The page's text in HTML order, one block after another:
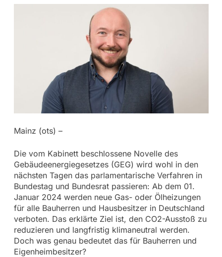
Mainz (ots) –
Die vom Kabinett beschlossene Novelle des
Gebäudeenergiegesetzes (GEG) wird wohl in den
nächsten Tagen das parlamentarische Verfahren in
Bundestag und Bundesrat passieren: Ab dem 01.
Januar 2024 werden neue Gas- oder Ölheizungen
für alle Bauherren und Hausbesitzer in Deutschland
verboten. Das erklärte Ziel ist, den CO2-Ausstoß zu
reduzieren und langfristig klimaneutral werden.
Doch was genau bedeutet das für Bauherren und
Eigenheimbesitzer?